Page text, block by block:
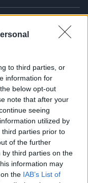
to third parties, or
information for
below opt-out
note that after your
seeing
utilized by
parties prior to
of the further
third parties on the
information may
the IAB’s List of
καθαρά
περιθώριο